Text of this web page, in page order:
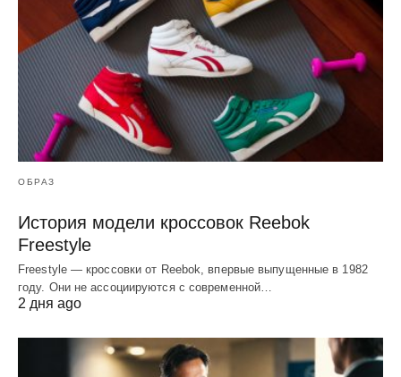
ОБРАЗ
История модели кроссовок Reebok
Freestyle
Freestyle — кроссовки от Reebok, впервые выпущенные в 1982
году. Они не ассоциируются с современной…
2 дня ago